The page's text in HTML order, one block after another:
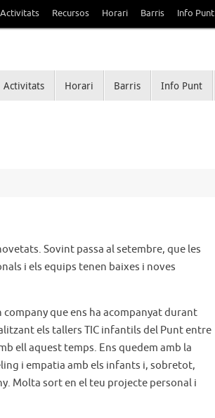
Activitats Recursos Horari Barris Info Punt
Activitats Horari Barris Info Punt
Sovint passa al setembre, que les
i els equips tenen baixes i noves
company que ens ha acompanyat durant
els tallers TIC infantils del Punt entre
ell aquest temps. Ens quedem amb la
i empatia amb els infants i, sobretot,
Molta sort en el teu projecte personal i